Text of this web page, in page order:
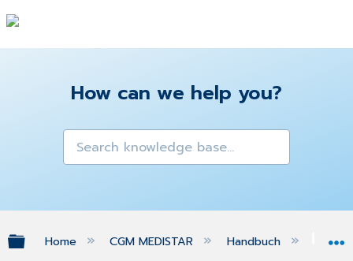
How can we help you?
Expand/collapse global hierarchy
Home CGM MEDISTAR Handbuch